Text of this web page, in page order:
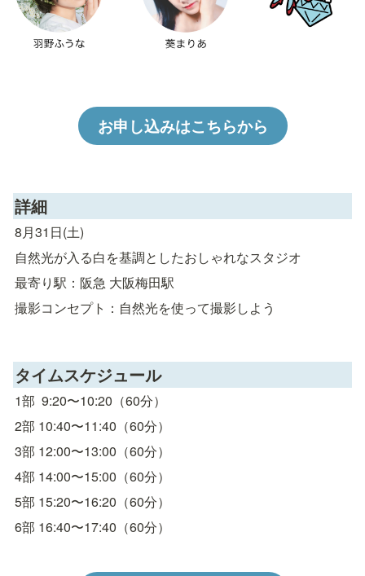
お申し込みはこちらから
詳細
8月31日(土)
自然光が入る白を基調としたおしゃれなスタジオ
最寄り駅：阪急 大阪梅田駅
撮影コンセプト：自然光を使って撮影しよう
タイムスケジュール
1部  9:20〜10:20（60分）
2部 10:40〜11:40（60分）
3部 12:00〜13:00（60分）
4部 14:00〜15:00（60分）
5部 15:20〜16:20（60分）
6部 16:40〜17:40（60分）